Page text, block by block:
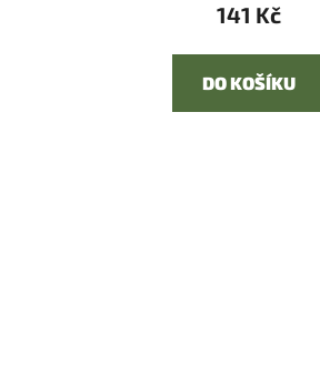
141 Kč
DO KOŠÍKU